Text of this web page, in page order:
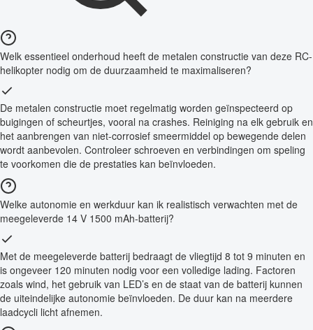
Welk essentieel onderhoud heeft de metalen constructie van deze RC-
helikopter nodig om de duurzaamheid te maximaliseren?
De metalen constructie moet regelmatig worden geïnspecteerd op
buigingen of scheurtjes, vooral na crashes. Reiniging na elk gebruik en
het aanbrengen van niet-corrosief smeermiddel op bewegende delen
wordt aanbevolen. Controleer schroeven en verbindingen om speling
te voorkomen die de prestaties kan beïnvloeden.
Welke autonomie en werkduur kan ik realistisch verwachten met de
meegeleverde 14 V 1500 mAh-batterij?
Met de meegeleverde batterij bedraagt de vliegtijd 8 tot 9 minuten en
is ongeveer 120 minuten nodig voor een volledige lading. Factoren
zoals wind, het gebruik van LED’s en de staat van de batterij kunnen
de uiteindelijke autonomie beïnvloeden. De duur kan na meerdere
laadcycli licht afnemen.